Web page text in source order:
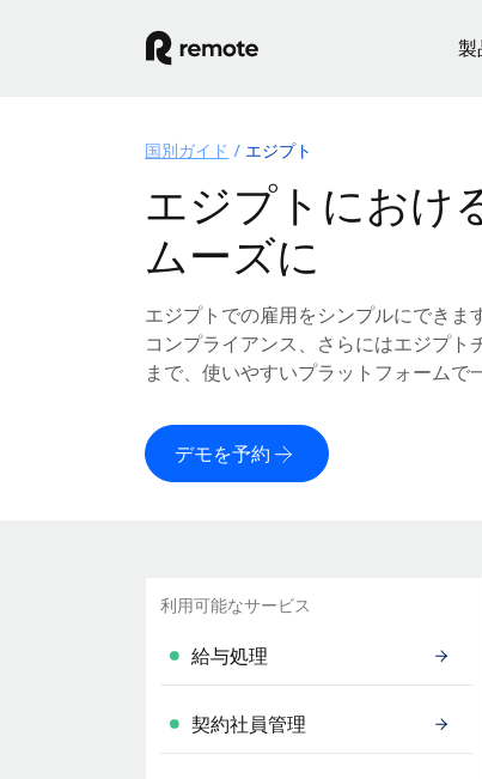
製
国別ガイド エジプト
エジプトにおけ
ムーズに
エジプトでの雇用をシンプルにできま
コンプライアンス、さらにはエジプト
まで、使いやすいプラットフォームで
デモを予約
利用可能なサービス
給与処理
契約社員管理